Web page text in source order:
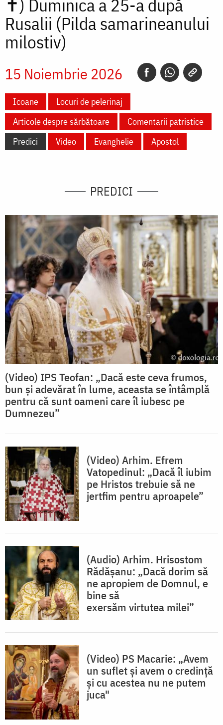
✝) Duminica a 25-a după
Rusalii (Pilda samarineanului
milostiv)
15 Noiembrie 2026
Icoane
Locuri de pelerinaj
Articole despre sărbătoare
Comentarii patristice
Predici
Video Evanghelie Apostol
PREDICI
(Video) IPS Teofan: „Dacă este ceva frumos,
bun și adevărat în lume, aceasta se întâmplă
pentru că sunt oameni care îl iubesc pe
Dumnezeu”
(Video) Arhim. Efrem
Vatopedinul: „Dacă îl iubim
pe Hristos trebuie să ne
jertfim pentru aproapele”
(Audio) Arhim. Hrisostom
Rădășanu: „Dacă dorim să
ne apropiem de Domnul, e
bine să
exersăm virtutea milei”
(Video) PS Macarie: „Avem
un suflet și avem o credință
și cu acestea nu ne putem
juca"